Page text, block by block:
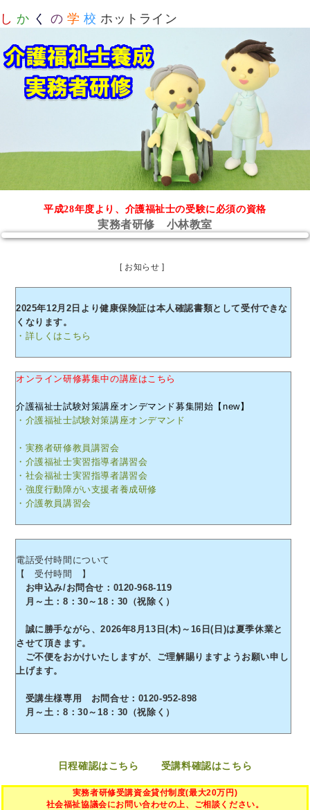
し か く の 学 校 ホットライン
平成28年度より、介護福祉士の受験に必須の資格
実務者研修 小林教室
[ お知らせ ]
2025年12月2日より健康保険証は本人確認書類として受付できな
くなります。
・詳しくはこちら
オンライン研修募集中の講座はこちら
介護福祉士試験対策講座オンデマンド募集開始【new】
・介護福祉士試験対策講座オンデマンド
・実務者研修教員講習会
・介護福祉士実習指導者講習会
・社会福祉士実習指導者講習会
・強度行動障がい支援者養成研修
・介護教員講習会
電話受付時間について
【 受付時間 】
お申込み/お問合せ：0120-968-119
月～土：8：30～18：30（祝除く）
誠に勝手ながら、2026年8月13日(木)～16日(日)は夏季休業と
させて頂きます。
ご不便をおかけいたしますが、ご理解賜りますようお願い申し
上げます。
受講生様専用 お問合せ：0120-952-898
月～土：8：30～18：30（祝除く）
日程確認はこちら 受講料確認はこちら
実務者研修受講資金貸付制度(最大20万円)
社会福祉協議会にお問い合わせの上、ご相談ください。